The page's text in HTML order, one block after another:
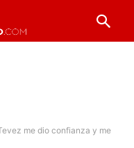
me dio confianza y me